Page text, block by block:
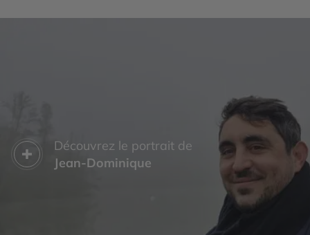
activités, temps libre et découvertes locales.
Découvrez le portrait de
Jean-Dominique